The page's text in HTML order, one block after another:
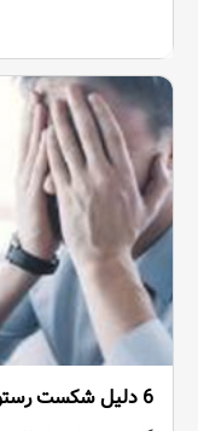
6 دلیل شکست رستوران ها